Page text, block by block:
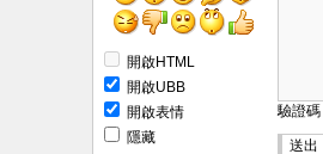
開啟HTML
開啟UBB
開啟表情
隱藏
驗證